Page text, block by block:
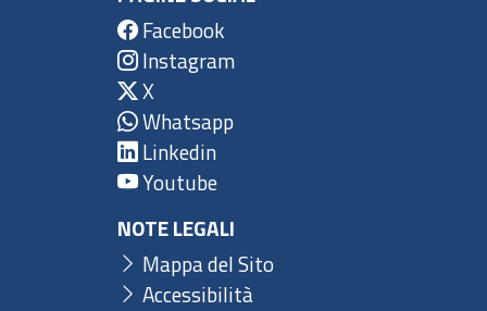
Facebook
Instagram
X
Whatsapp
Linkedin
Youtube
NOTE LEGALI
Mappa del Sito
Accessibilità